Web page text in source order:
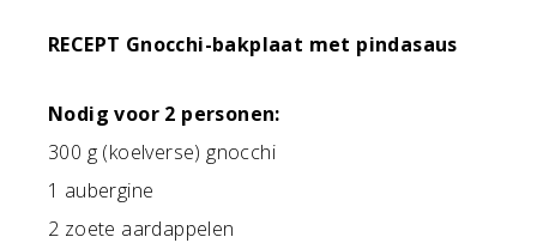
RECEPT Gnocchi-bakplaat met pindasaus
Nodig voor 2 personen:
300 g (koelverse) gnocchi
1 aubergine
2 zoete aardappelen